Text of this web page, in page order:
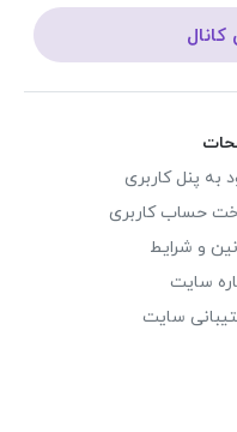
کانال
به پنل کاربری
حساب کاربری
و شرایط
سایت
سایت